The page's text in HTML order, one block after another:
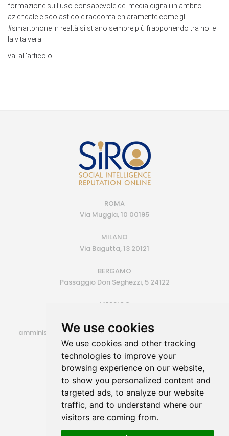
We use cookies
We use cookies and other tracking
technologies to improve your
browsing experience on our website,
to show you personalized content and
targeted ads, to analyze our website
traffic, and to understand where our
visitors are coming from.
formazione sull’uso consapevole dei media digitali in ambito
aziendale e scolastico e racconta chiaramente come gli
#smartphone in realtà si stiano sempre più frapponendo tra noi e
la vita vera
vai all'articolo
ROMA
Via Muggia, 10 00195
MILANO
Via Bagutta, 13 20121
BERGAMO
Passaggio Don Seghezzi, 5 24122
MESSICO
amministrazione@siroconsulting.com | +39.335.6409500
P.IVA 14725801006